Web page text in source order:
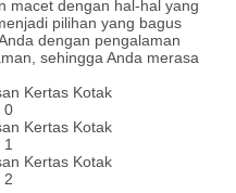
macet dengan hal-hal yang
pilihan yang bagus
dengan pengalaman
sehingga Anda merasa